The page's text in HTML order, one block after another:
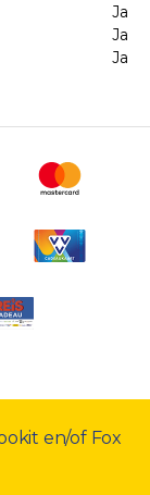
Ja
Ja
Ja
en/of Fox